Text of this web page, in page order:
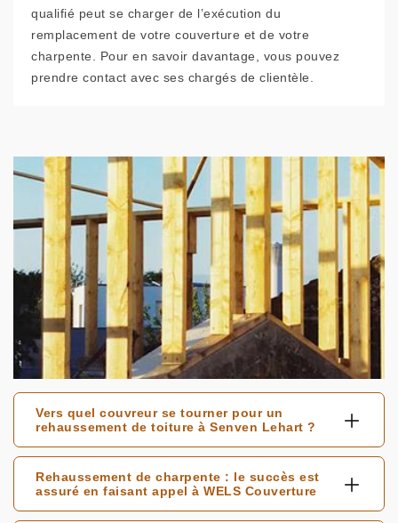
qualifié peut se charger de l’exécution du
remplacement de votre couverture et de votre
charpente. Pour en savoir davantage, vous pouvez
prendre contact avec ses chargés de clientèle.
Vers quel couvreur se tourner pour un
rehaussement de toiture à Senven Lehart ?
Rehaussement de charpente : le succès est
assuré en faisant appel à WELS Couverture